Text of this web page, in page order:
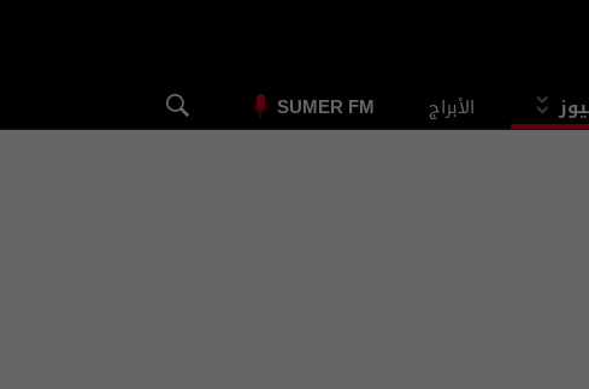
الأبراج SUMER FM